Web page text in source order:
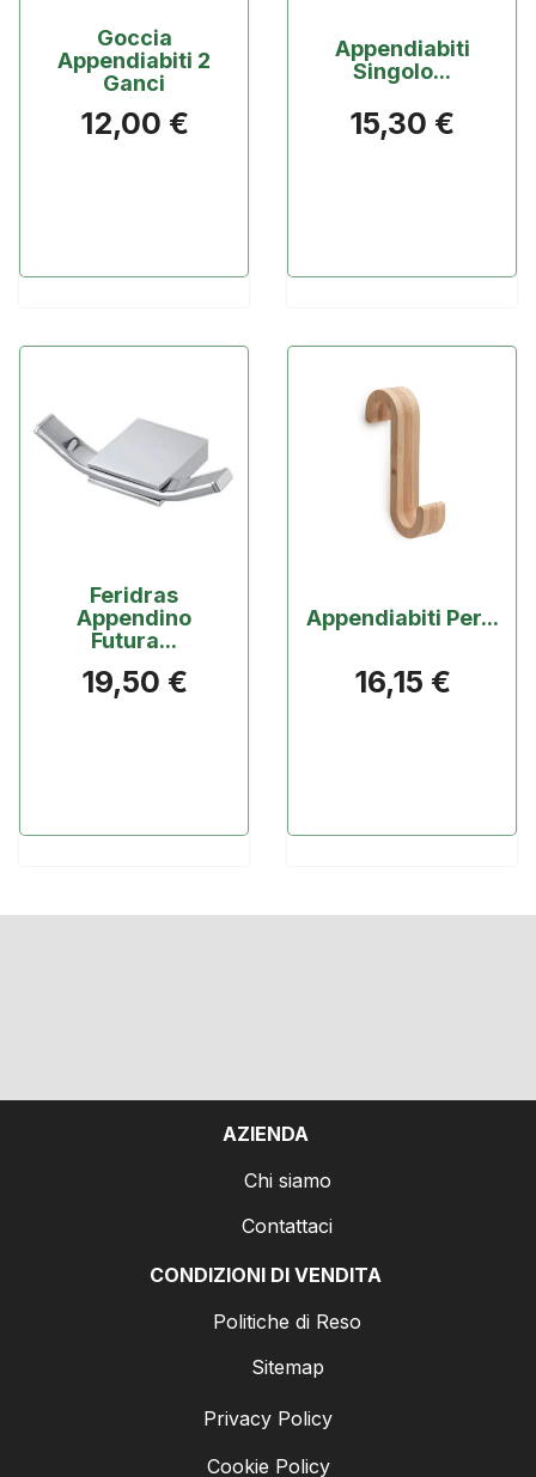
Goccia
Appendiabiti 2
Ganci
12,00 €
Appendiabiti
Singolo...
15,30 €
Feridras
Appendino
Futura...
19,50 €
Appendiabiti Per...
16,15 €
AZIENDA
Chi siamo
Contattaci
CONDIZIONI DI VENDITA
Politiche di Reso
Sitemap
Privacy Policy
Cookie Policy